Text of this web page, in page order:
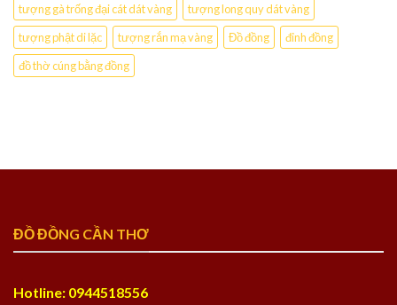
tượng gà trống đại cát dát vàng
tượng long quy dát vàng
tượng phật di lặc
tượng rắn mạ vàng Đồ đồng
đỉnh đồng
đồ thờ cúng bằng đồng
ĐỒ ĐỒNG CẦN THƠ
Hotline: 0944518556